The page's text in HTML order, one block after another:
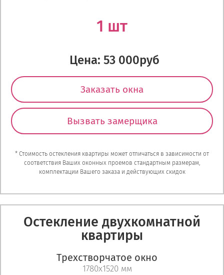
1 шт
Цена: 53 000руб
Заказать окна
Вызвать замерщика
* Стоимость остекления квартиры может отличаться в зависимости от
соответствия Ваших оконных проемов стандартным размерам,
комплектации Вашего заказа и действующих скидок
Остекление двухкомнатной
квартиры
Трехстворчатое окно
1780х1520 мм